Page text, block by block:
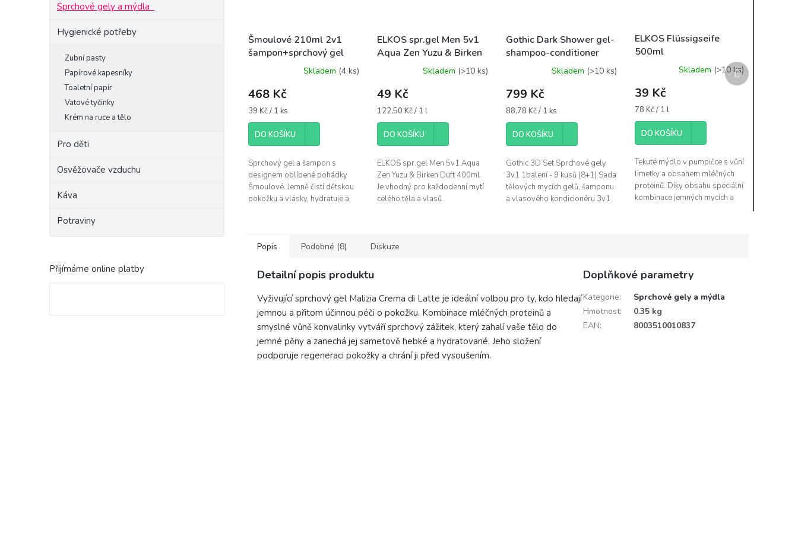
Sprchové gely a mýdla
Hygienické potřeby
Zubní pasty
Papírové kapesníky
Toaletní papír
Vatové tyčinky
Krém na ruce a tělo
Pro děti
Osvěžovače vzduchu
Káva
Potraviny
Přijímáme online platby
Šmoulové 210ml 2v1
šampon+sprchový gel
Skladem (4 ks)
468 Kč
Měrná
cena:
39 Kč / 1 ks
DO KOŠÍKU
Sprchový gel a šampon s
designem oblíbené pohádky
Šmoulové. Jemně čistí dětskou
pokožku a vlásky, hydratuje a
ELKOS spr.gel Men 5v1
Aqua Zen Yuzu & Birken
Duft 400mlSkladem (>10 ks)
49 Kč
Měrná
cena:
122,50 Kč / 1 l
DO KOŠÍKU
ELKOS spr.gel Men 5v1 Aqua
Zen Yuzu & Birken Duft 400ml.
Je vhodný pro každodenní mytí
celého těla a vlasů.
Gothic Dark Shower gel-
shampoo-conditioner
3in1-400ml - MIX 9ks
borůvka,malina,ostružina
Skladem (>10 ks)
799 Kč
Měrná
cena:
88,78 Kč / 1 ks
DO KOŠÍKU
Gothic 3D Set Sprchové gely
3v1 1balení - 9 kusů (8+1) Sada
tělových mycích gelů, šamponu
a vlasového kondicionéru 3v1
ELKOS Flüssigseife
500ml
limetka&podmáslí -
Skladem (>10 ks)
39 Kč
Měrná
cena:
78 Kč / 1 l
DO KOŠÍKU
Tekuté mýdlo v pumpičce s vůní
limetky a obsahem mléčných
proteinů. Díky obsahu speciální
kombinace jemných mycích a
Další
produkt
Popis Podobné (8) Diskuze
Detailní popis produktu
Vyživující sprchový gel Malizia Crema di Latte je ideální volbou pro ty, kdo hledají
jemnou a přitom účinnou péči o pokožku. Kombinace mléčných proteinů a
smyslné vůně konvalinky vytváří sprchový zážitek, který zahalí vaše tělo do
jemné pěny a zanechá jej sametově hebké a hydratované. Jeho složení
podporuje regeneraci pokožky a chrání ji před vysoušením.
Doplňkové parametry
Kategorie:
Sprchové gely a mýdla
Hmotnost:
0.35 kg
EAN: 8003510010837